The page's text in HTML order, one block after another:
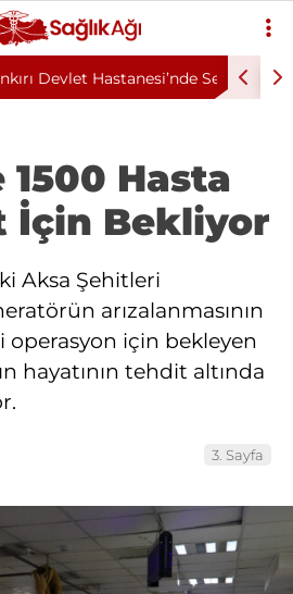
Sendikal Vesayet
Cezası Talep Edildi
1500 Hasta
İçin Bekliyor
Aksa Şehitleri
arızalanmasının
operasyon için bekleyen
hayatının tehdit altında
3. Sayfa